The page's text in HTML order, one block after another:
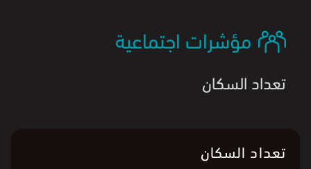
مؤشرات اجتماعية
تعداد السكان
تعداد السكان